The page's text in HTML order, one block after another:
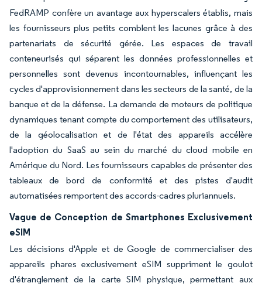
FedRAMP confère un avantage aux hyperscalers établis, mais
les fournisseurs plus petits comblent les lacunes grâce à des
partenariats de sécurité gérée. Les espaces de travail
conteneurisés qui séparent les données professionnelles et
personnelles sont devenus incontournables, influençant les
cycles d'approvisionnement dans les secteurs de la santé, de la
banque et de la défense. La demande de moteurs de politique
dynamiques tenant compte du comportement des utilisateurs,
de la géolocalisation et de l'état des appareils accélère
l'adoption du SaaS au sein du marché du cloud mobile en
Amérique du Nord. Les fournisseurs capables de présenter des
tableaux de bord de conformité et des pistes d'audit
automatisées remportent des accords-cadres pluriannuels.
Vague de Conception de Smartphones Exclusivement
eSIM
Les décisions d'Apple et de Google de commercialiser des
appareils phares exclusivement eSIM suppriment le goulot
d'étranglement de la carte SIM physique, permettant aux